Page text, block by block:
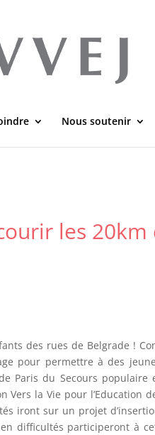
Nous soutenir
les 20km
des rues de Belgrade !
pour permettre à des
Paris du Secours
Vers la Vie pour l’Education
iront sur un projet
difficultés participeront à